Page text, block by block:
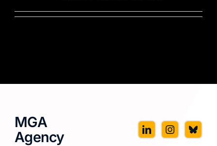
MGA
Agency